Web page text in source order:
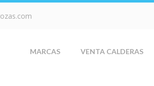
MARCAS VENTA CALDERAS